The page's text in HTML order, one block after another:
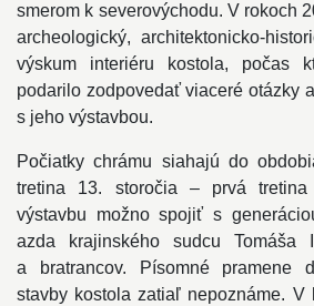
smerom k severovýchodu. V rokoch
archeologický, architektonicko-
výskum interiéru kostola, počas
podarilo zodpovedať viaceré otázky
s jeho výstavbou.
Počiatky chrámu siahajú do
tretina 13. storočia – prvá
výstavbu možno spojiť s
azda krajinského sudcu Tomáša
a bratrancov. Písomné pramene
stavby kostola zatiaľ nepoznáme. V